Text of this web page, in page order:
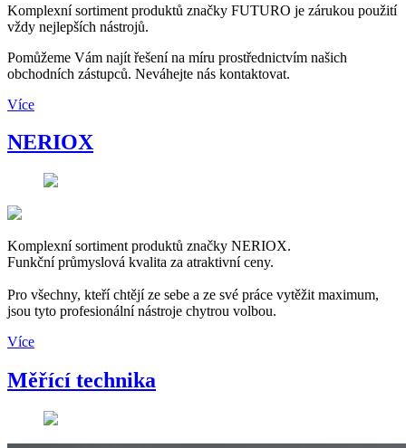
Komplexní sortiment produktů značky FUTURO je zárukou použití
vždy nejlepších nástrojů.
Pomůžeme Vám najít řešení na míru prostřednictvím našich
obchodních zástupců. Neváhejte nás kontaktovat.
Více
NERIOX
Komplexní sortiment produktů značky NERIOX.
Funkční průmyslová kvalita za atraktivní ceny.
Pro všechny, kteří chtějí ze sebe a ze své práce vytěžit maximum,
jsou tyto profesionální nástroje chytrou volbou.
Více
Měřící technika